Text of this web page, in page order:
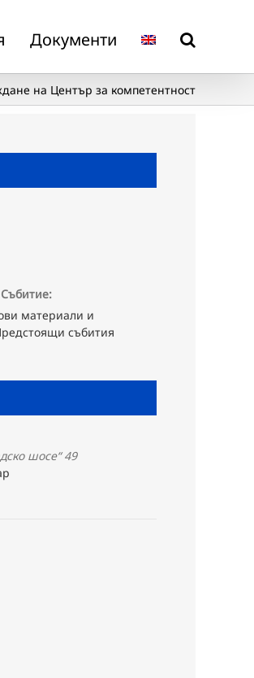
Документи
на Център за компетентност
материали и
събития
шосе“ 49